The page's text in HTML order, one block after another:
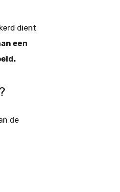
dient
een
de